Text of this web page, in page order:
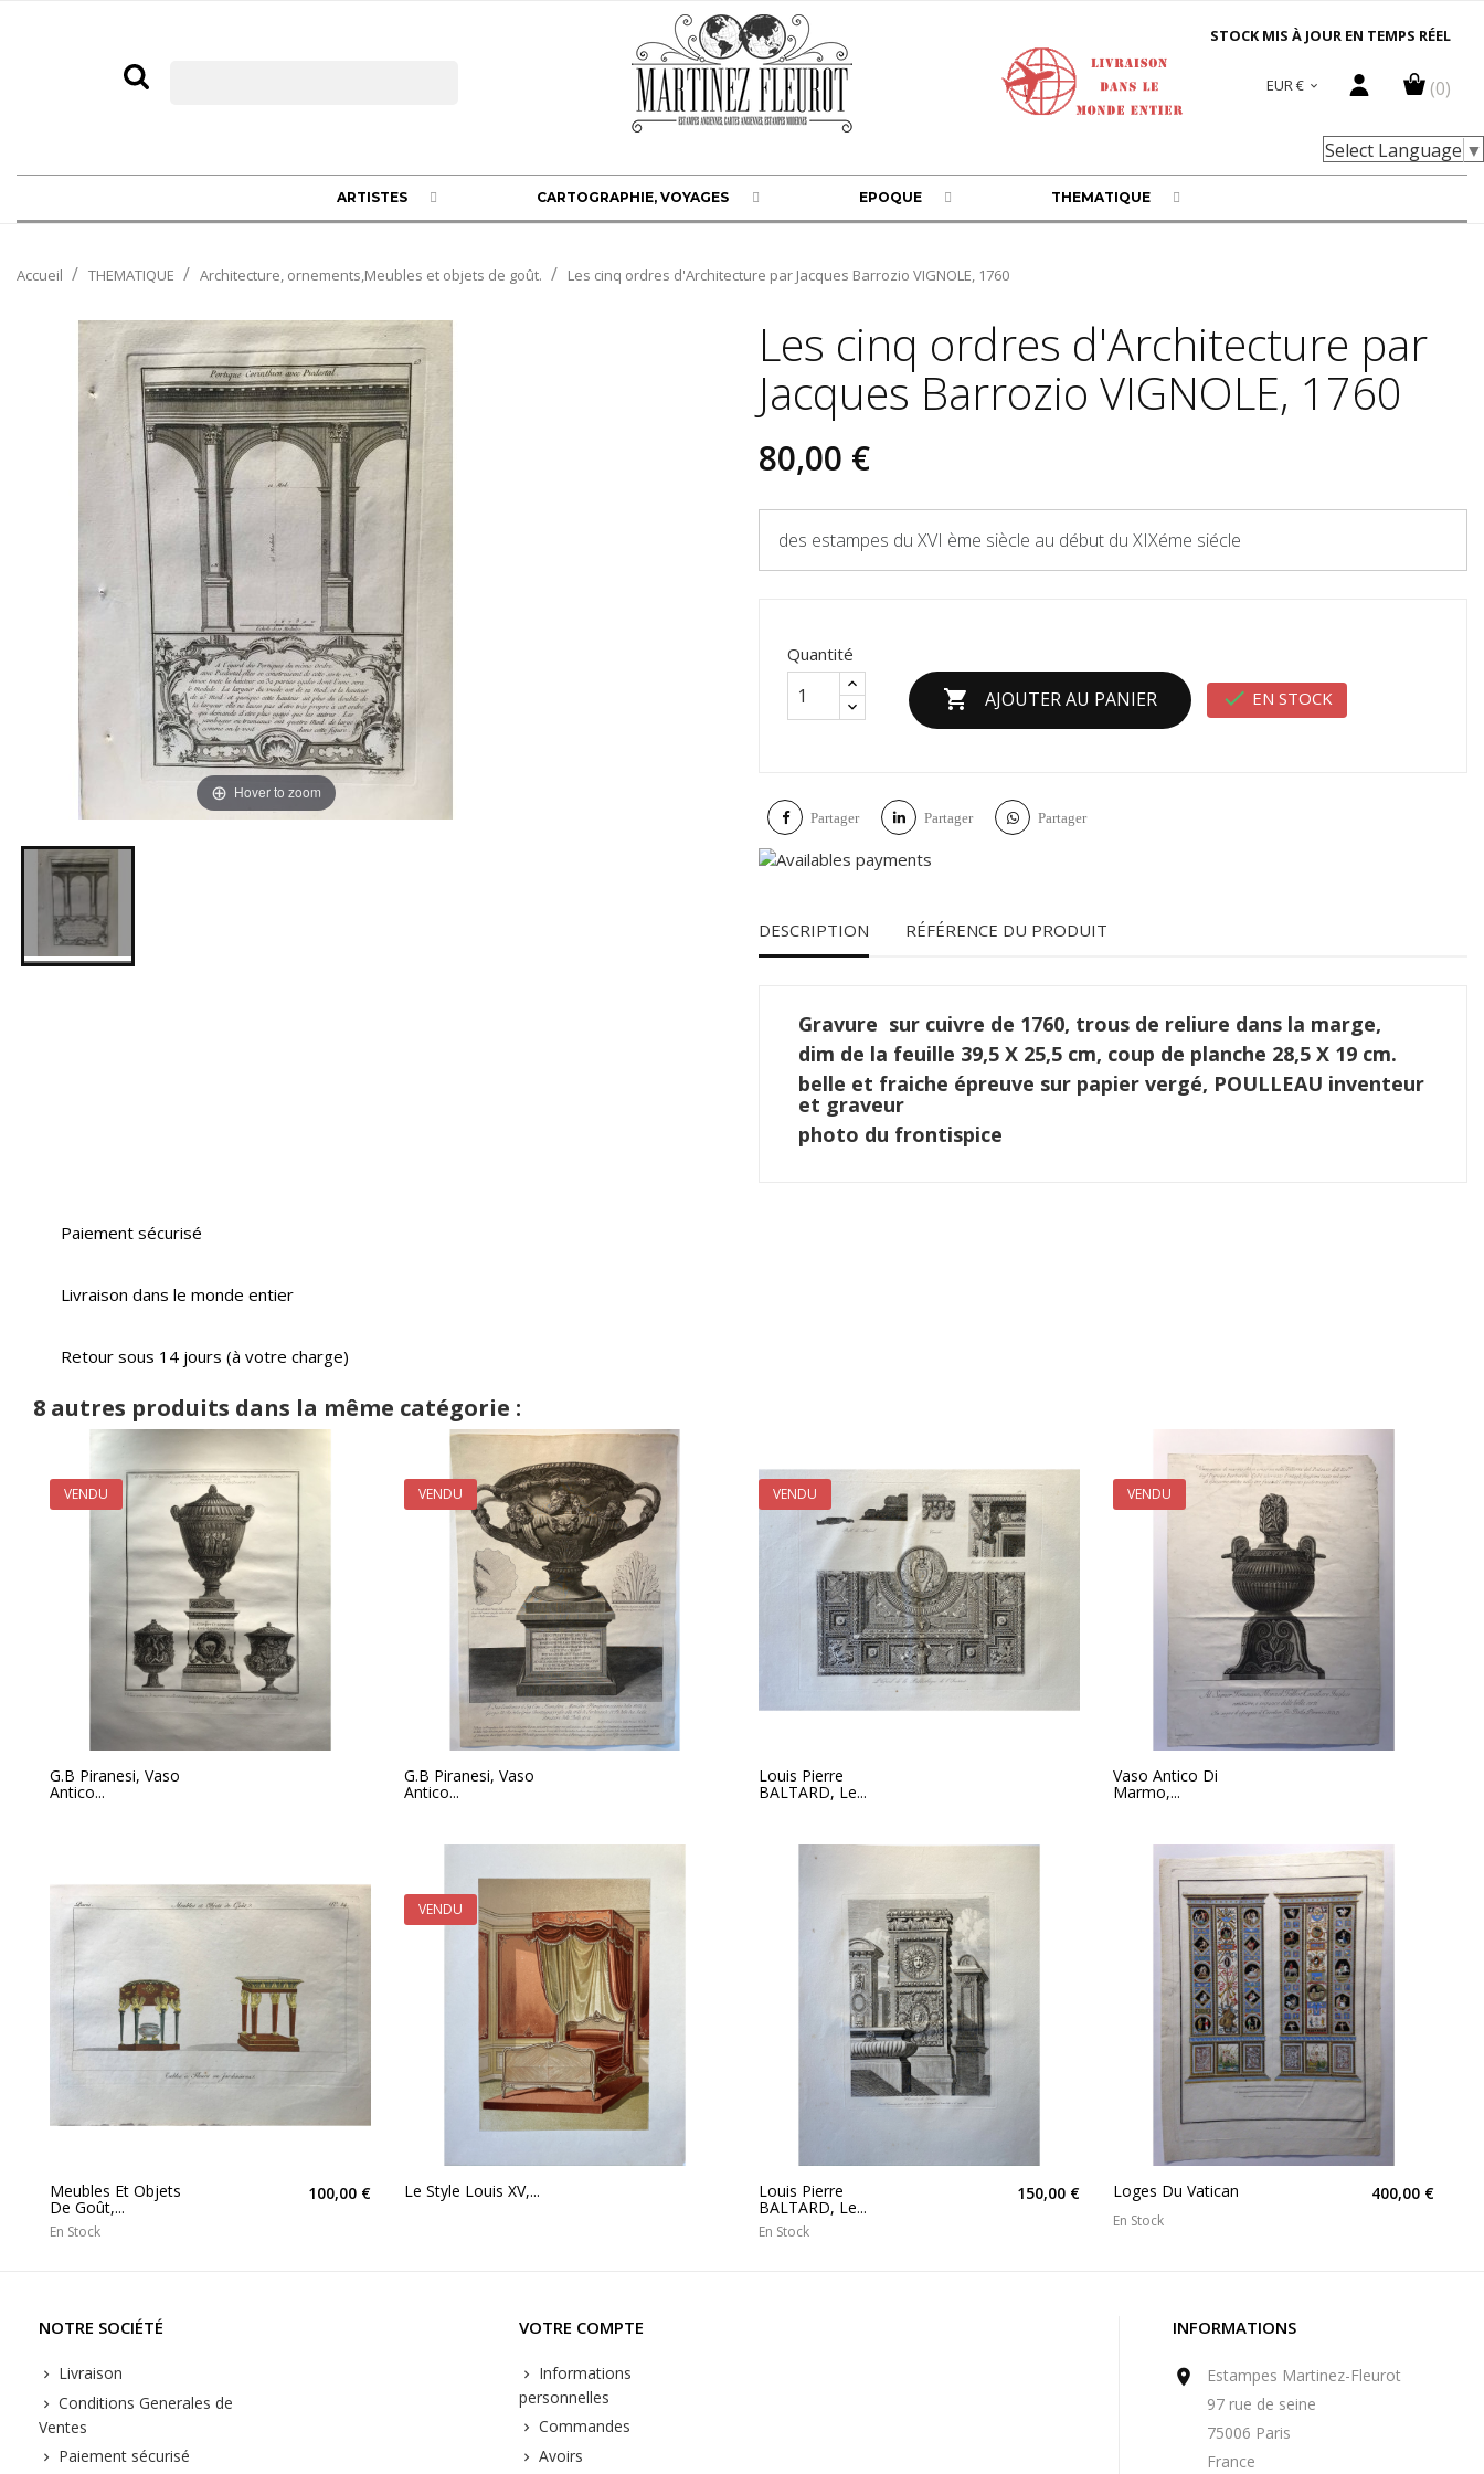
STOCK MIS À JOUR EN TEMPS RÉEL
(0)
EUR € 
Select Language ▼
ARTISTES CARTOGRAPHIE, VOYAGES EPOQUE THEMATIQUE
Accueil THEMATIQUE Architecture, ornements,Meubles et objets de goût. Les cinq ordres d'Architecture par Jacques Barrozio VIGNOLE, 1760
Hover to zoom
Les cinq ordres d'Architecture par
Jacques Barrozio VIGNOLE, 1760
80,00 €
des estampes du XVI ème siècle au début du XIXéme siécle
Quantité
 AJOUTER AU PANIER  EN STOCK
Partager Partager Partager
DESCRIPTION RÉFÉRENCE DU PRODUIT
Gravure sur cuivre de 1760, trous de reliure dans la marge,
dim de la feuille 39,5 X 25,5 cm, coup de planche 28,5 X 19 cm.
belle et fraiche épreuve sur papier vergé, POULLEAU inventeur
et graveur
photo du frontispice
Paiement sécurisé
Livraison dans le monde entier
Retour sous 14 jours (à votre charge)
8 autres produits dans la même catégorie :
G.B Piranesi, Vaso
Antico...
VENDU
G.B Piranesi, Vaso
Antico...
VENDU
Louis Pierre
BALTARD, Le...
VENDU
Vaso Antico Di
Marmo,...
VENDU
Meubles Et Objets
De Goût,...
100,00 €
En Stock
Le Style Louis XV,...
VENDU
Louis Pierre
BALTARD, Le...
150,00 €
En Stock
Loges Du Vatican 400,00 €
En Stock
NOTRE SOCIÉTÉ
Livraison
Conditions Generales de
Ventes
Paiement sécurisé
VOTRE COMPTE
Informations
personnelles
Commandes
Avoirs
INFORMATIONS

Estampes Martinez-Fleurot
97 rue de seine
75006 Paris
France